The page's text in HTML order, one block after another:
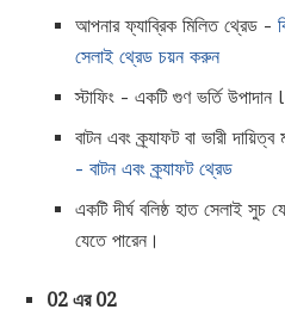
আপনার ফ্যাব্রিক মিলিত থ্রেড -
সেলাই থ্রেড চয়ন করুন
স্টাফিং - একটি গুণ ভর্তি
বাটন এবং ক্র্যাফট বা ভারী দায়িত্ব
- বাটন এবং ক্র্যাফট থ্রেড
একটি দীর্ঘ বলিষ্ঠ হাত সেলাই সুচ
যেতে পারেন।
02 এর 02